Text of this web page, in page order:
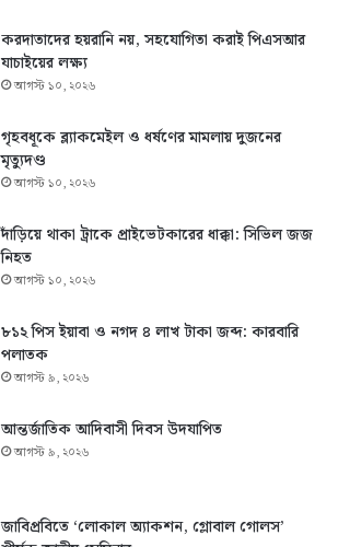
করদাতাদের হয়রানি নয়, সহযোগিতা করাই পিএসআর
যাচাইয়ের লক্ষ্য
আগস্ট ১০, ২০২৬
গৃহবধূকে ব্ল্যাকমেইল ও ধর্ষণের মামলায় দুজনের
মৃত্যুদণ্ড
আগস্ট ১০, ২০২৬
দাঁড়িয়ে থাকা ট্রাকে প্রাইভেটকারের ধাক্কা: সিভিল জজ
নিহত
আগস্ট ১০, ২০২৬
৮১২ পিস ইয়াবা ও নগদ ৪ লাখ টাকা জব্দ: কারবারি
পলাতক
আগস্ট ৯, ২০২৬
আন্তর্জাতিক আদিবাসী দিবস উদযাপিত
আগস্ট ৯, ২০২৬
জাবিপ্রবিতে ‘লোকাল অ্যাকশন, গ্লোবাল গোলস’